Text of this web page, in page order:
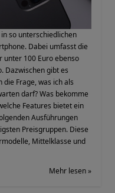
so unterschiedlichen
Dabei umfasst die
unter 100 Euro ebenso
Dazwischen gibt es
Frage, was ich als
darf? Was bekomme
Features bietet ein
Ausführungen
Preisgruppen. Diese
Mittelklasse und
Mehr lesen »